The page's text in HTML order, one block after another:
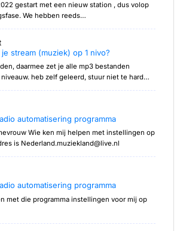
gestart met een nieuw station , dus volop
We hebben reeds…
stream (muziek) op 1 nivo?
daarmee zet je alle mp3 bestanden
heb zelf geleerd, stuur niet te hard…
automatisering programma
Wie ken mij helpen met instellingen op
is Nederland.muziekland@live.nl
automatisering programma
met die programma instellingen voor mij op